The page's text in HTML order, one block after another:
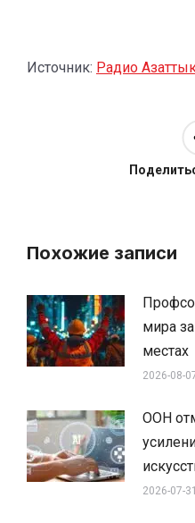
Источник: Радио
Похожие записи
мира
местах
2026-08-
ООН
2026-07-31